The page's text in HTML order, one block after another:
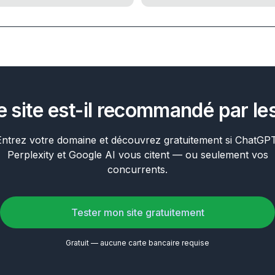
site est-il recommandé par
votre domaine et découvrez gratuitement si
Perplexity et Google AI vous citent — ou seulement vos
concurrents.
Tester mon site gratuitement
Gratuit — aucune carte bancaire requise